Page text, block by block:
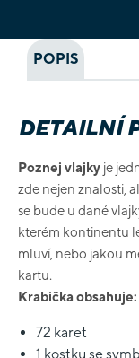
POPIS
DETAILNÍ
Poznej vlajky je
zde nejen znalosti,
se bude u dané
kterém kontinentu
mluví, nebo jakou
kartu.
Krabička obsahuje:
72 karet
1 kostku se